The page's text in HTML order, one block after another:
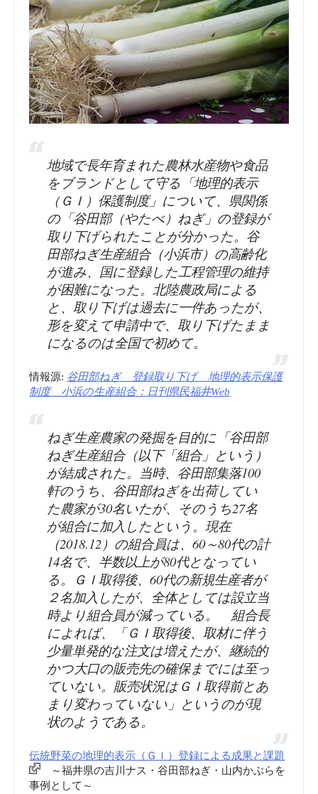
_
動
画
vol.1”
地域で長年育まれた農林水産物や食品
をブランドとして守る「地理的表示
（ＧＩ）保護制度」について、県関係
の「谷田部（やたべ）ねぎ」の登録が
取り下げられたことが分かった。谷
田部ねぎ生産組合（小浜市）の高齢化
が進み、国に登録した工程管理の維持
が困難になった。北陸農政局による
と、取り下げは過去に一件あったが、
形を変えて申請中で、取り下げたまま
になるのは全国で初めて。
情報源: 谷田部ねぎ 登録取り下げ 地理的表示保護
制度 小浜の生産組合：日刊県民福井Web
ねぎ生産農家の発掘を目的に「谷田部
ねぎ生産組合（以下「組合」という）
が結成された。当時、谷田部集落100
軒のうち、谷田部ねぎを出荷してい
た農家が30名いたが、そのうち27名
が組合に加入したという。現在
（2018.12）の組合員は、60～80代の計
14名で、半数以上が80代となってい
る。ＧＩ取得後、60代の新規生産者が
２名加入したが、全体としては設立当
時より組合員が減っている。 組合長
によれば、「ＧＩ取得後、取材に伴う
少量単発的な注文は増えたが、継続的
かつ大口の販売先の確保までには至っ
ていない。販売状況はＧＩ取得前とあ
まり変わっていない」というのが現
状のようである。
伝統野菜の地理的表示（ＧＩ）登録による成果と課題
～福井県の吉川ナス・谷田部ねぎ・山内かぶらを
事例として～